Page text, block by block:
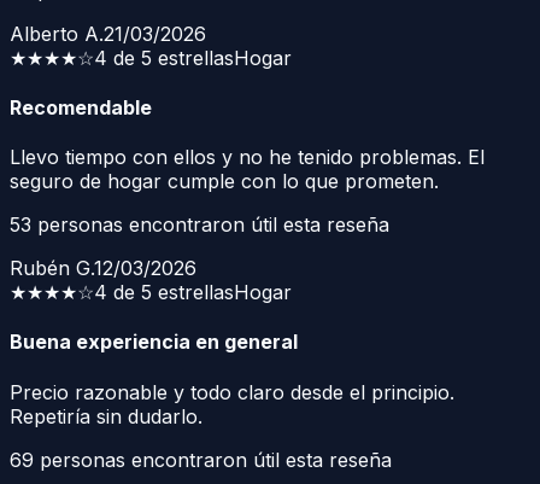
Alberto A.21/03/2026
★★★★☆4 de 5 estrellasHogar
Recomendable
Llevo tiempo con ellos y no he tenido problemas. El
seguro de hogar cumple con lo que prometen.
53 personas encontraron útil esta reseña
Rubén G.12/03/2026
★★★★☆4 de 5 estrellasHogar
Buena experiencia en general
Precio razonable y todo claro desde el principio.
Repetiría sin dudarlo.
69 personas encontraron útil esta reseña